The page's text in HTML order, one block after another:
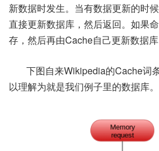
新数据时发生。当有数据更新的时
直接更新数据库，然后返回。如果
存，然后再由Cache自己更新数据
下图自来Wikipedia的Cache词
以理解为就是我们例子里的数据库。